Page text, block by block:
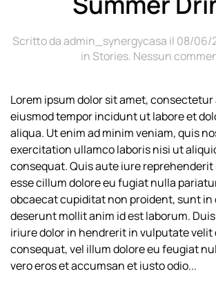
Scritto daadmin_synergycasa il 08/06/
inStories. Nessun
Lorem ipsum dolor sit amet,
eiusmod tempor incidunt ut labore et
aliqua. Ut enim ad minim veniam, quis
exercitation ullamco laboris nisi ut
consequat. Quis aute iure
esse cillum dolore eu fugiat nulla
obcaecat cupiditat non proident, sunt in
deserunt mollit anim id est laborum.
iriure dolor in hendrerit in vulputate velit
consequat, vel illum dolore eu feugiat
vero eros et accumsan et iusto odio...